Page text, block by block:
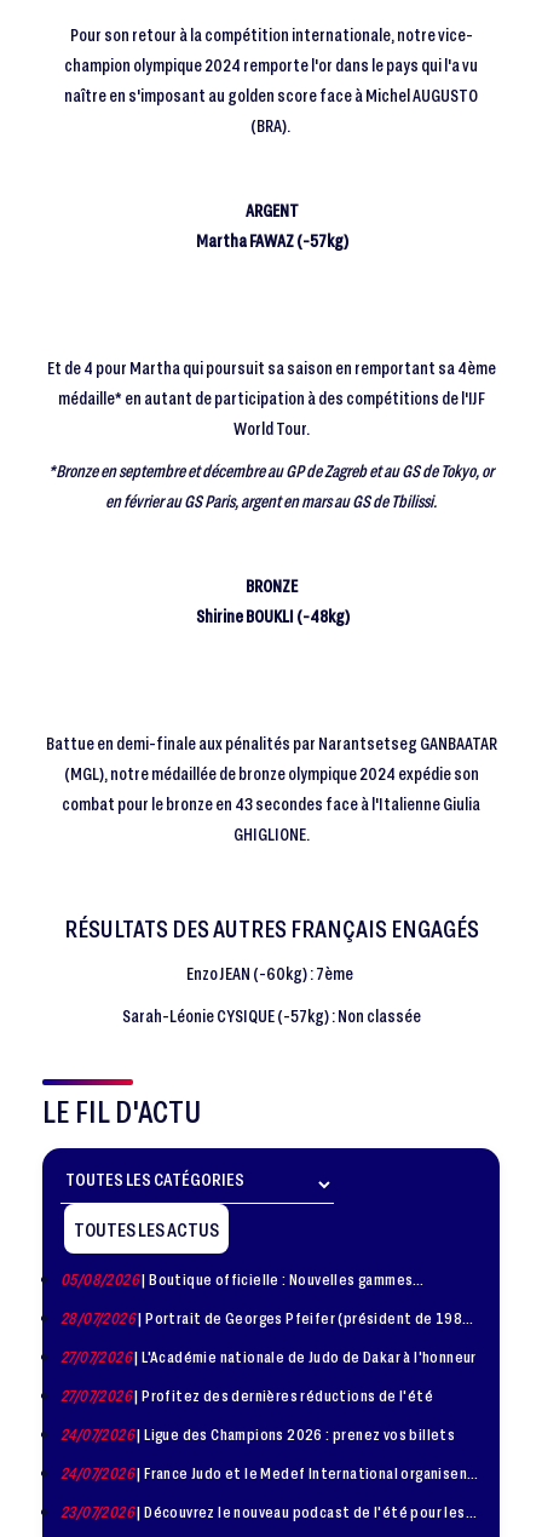
Pour son retour à la compétition internationale, notre vice-
champion olympique 2024 remporte l'or dans le pays qui l'a vu
naître en s'imposant au golden score face à Michel AUGUSTO
(BRA).
ARGENT
Martha FAWAZ (-57kg)
Et de 4 pour Martha qui poursuit sa saison en remportant sa 4ème
médaille* en autant de participation à des compétitions de l'IJF
World Tour.
*Bronze en septembre et décembre au GP de Zagreb et au GS de Tokyo, or
en février au GS Paris, argent en mars au GS de Tbilissi.
BRONZE
Shirine BOUKLI (-48kg)
Battue en demi-finale aux pénalités par Narantsetseg GANBAATAR
(MGL), notre médaillée de bronze olympique 2024 expédie son
combat pour le bronze en 43 secondes face à l'Italienne Giulia
GHIGLIONE.
RÉSULTATS DES AUTRES FRANÇAIS ENGAGÉS
Enzo JEAN (-60kg) : 7ème
Sarah-Léonie CYSIQUE (-57kg) : Non classée
LE FIL D'ACTU
TOUTES LES ACTUS
05/08/2026| Boutique officielle : Nouvelles gammes
28/07/2026| Portrait de Georges Pfeifer (président de 1981
27/07/2026| L'Académie nationale de Judo de Dakar à l'honneur
27/07/2026| Profitez des dernières réductions de l'été
24/07/2026| Ligue des Champions 2026 : prenez vos billets
24/07/2026| France Judo et le Medef International organisent
23/07/2026| Découvrez le nouveau podcast de l'été pour les